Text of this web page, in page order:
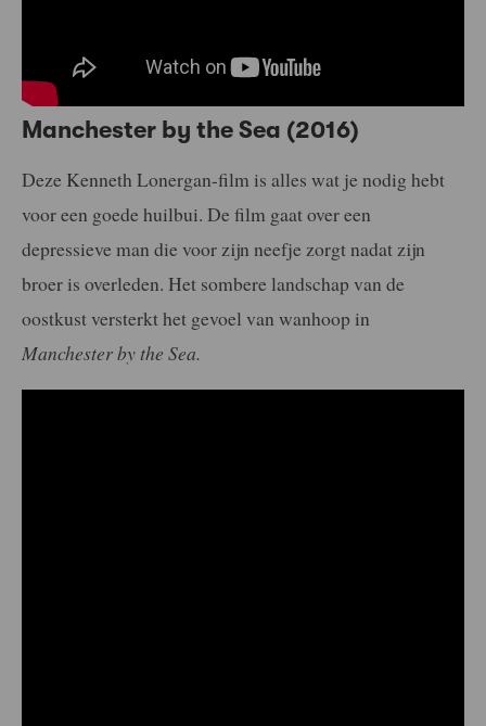
Manchester by the Sea (2016)
Deze Kenneth Lonergan-film is alles wat je nodig hebt
voor een goede huilbui. De film gaat over een ​​
depressieve man die voor zijn neefje zorgt nadat zijn
broer is overleden. Het sombere landschap van de
oostkust versterkt het gevoel van wanhoop in
Manchester by the Sea.